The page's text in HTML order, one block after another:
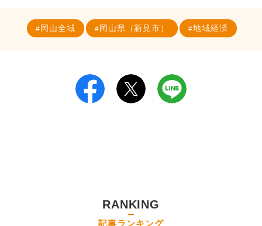
岡山全域 岡山県（新見市） 地域経済
RANKING
記事ランキング